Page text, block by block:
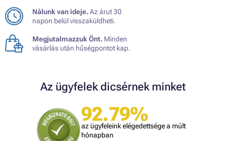
Nálunk van ideje.Az árut 30
napon belül visszaküldheti.
Megjutalmazzuk Önt. Minden
vásárlás után hűségpontot kap.
Az ügyfelek dicsérnek minket
92.79%
az ügyfeleink elégedettsége a múlt
hónapban